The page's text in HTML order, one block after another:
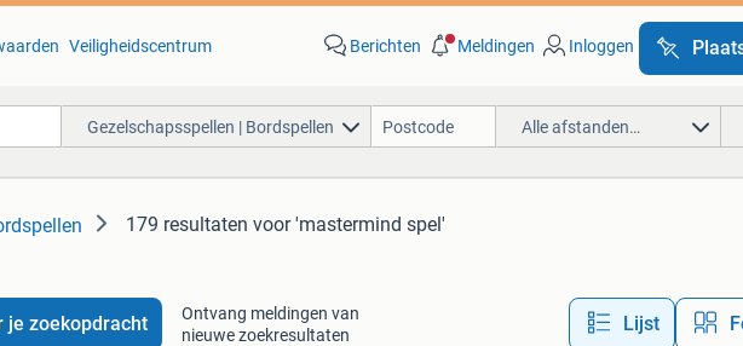
Veiligheidscentrum Berichten Meldingen Inloggen
Gezelschapsspellen | Bordspellen Alle afstanden…
179 resultaten voor 'mastermind spel'
je zoekopdracht
Ontvang meldingen van
nieuwe zoekresultaten
Lijst